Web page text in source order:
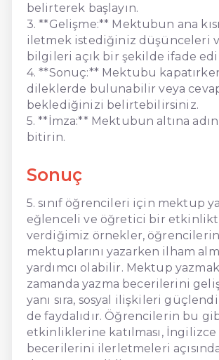
belirterek başlayın.
3. **Gelişme:** Mektubun ana
iletmek istediğiniz düşünceleri
bilgileri açık bir şekilde ifade
4. **Sonuç:** Mektubu
dileklerde bulunabilir veya
beklediğinizi belirtebilirsiniz.
5. **İmza:** Mektubun altına
bitirin.
Sonuç
5. sınıf öğrencileri için mektup
eğlenceli ve öğretici bir
verdiğimiz örnekler,
mektuplarını yazarken ilham
yardımcı olabilir. Mektup
zamanda yazma becerilerini
yanı sıra, sosyal ilişkileri
de faydalıdır. Öğrencilerin bu
etkinliklerine katılması, İngilizce
becerilerini ilerletmeleri